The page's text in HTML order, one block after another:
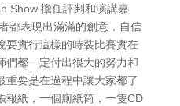
Show 擔任評判和演講嘉
都表現出滿滿的創意，自信
要實行這樣的時裝比賽實在
們都一定付出很大的努力和
重要是在過程中讓大家都了
報紙，一個廁紙筒，一隻CD